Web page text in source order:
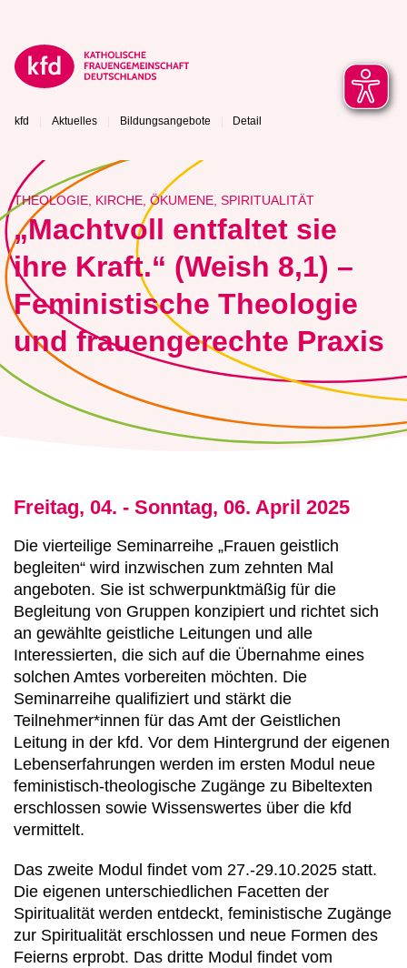
kfd Aktuelles Bildungsangebote Detail
THEOLOGIE, KIRCHE, ÖKUMENE, SPIRITUALITÄT
„Machtvoll entfaltet sie
ihre Kraft.“ (Weish 8,1) –
Feministische Theologie
und frauengerechte Praxis
Freitag, 04. - Sonntag, 06. April 2025
Die vierteilige Seminarreihe „Frauen geistlich
begleiten“ wird inzwischen zum zehnten Mal
angeboten. Sie ist schwerpunktmäßig für die
Begleitung von Gruppen konzipiert und richtet sich
an gewählte geistliche Leitungen und alle
Interessierten, die sich auf die Übernahme eines
solchen Amtes vorbereiten möchten. Die
Seminarreihe qualifiziert und stärkt die
Teilnehmer*innen für das Amt der Geistlichen
Leitung in der kfd. Vor dem Hintergrund der eigenen
Lebenserfahrungen werden im ersten Modul neue
feministisch-theologische Zugänge zu Bibeltexten
erschlossen sowie Wissenswertes über die kfd
vermittelt.
Das zweite Modul findet vom 27.-29.10.2025 statt.
Die eigenen unterschiedlichen Facetten der
Spiritualität werden entdeckt, feministische Zugänge
zur Spiritualität erschlossen und neue Formen des
Feierns erprobt. Das dritte Modul findet vom